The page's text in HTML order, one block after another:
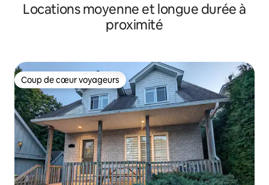
Locations moyenne et longue durée à
proximité
Coup de cœur voyageurs
Coup de cœur voyageurs